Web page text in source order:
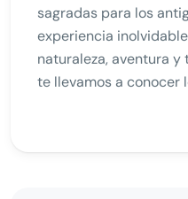
sagradas para los
experiencia
naturaleza, aventura y
te llevamos a conocer